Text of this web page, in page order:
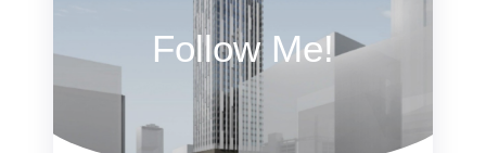
Follow Me!